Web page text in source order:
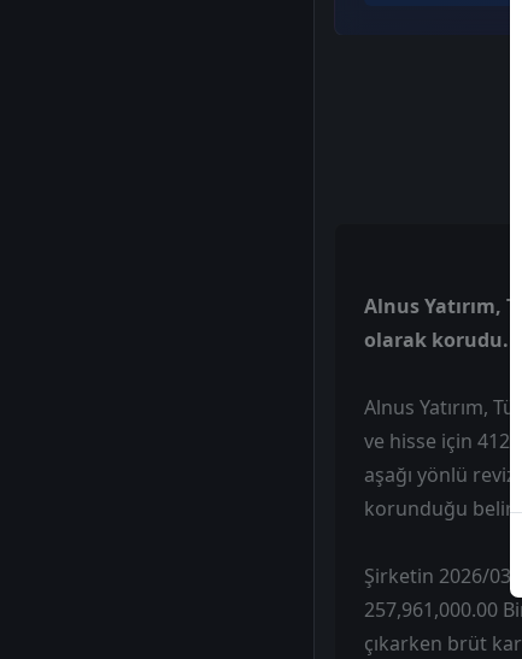
Alnus Yatırım,
olarak korudu.
Alnus Yatırım,
ve hisse için
aşağı yönlü
korunduğu
Şirketin 2026/03
257,961,000.00
çıkarken brüt